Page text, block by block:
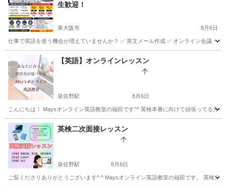
生歓迎！
東大阪市 8月6日
仕事で英語を使う機会が増えていませんか？ ✅ 英文メール作成 ✅ オンライン会議・
東大阪市 ビジネス英語
【英語】オンラインレッスン
泉佐野駅 8月6日
こんにちは！ Maysオンライン英語教室の福田です^^ 英検本番に向けて頑張ってる方
大阪 泉佐野市 泉佐野駅
英検二次面接レッスン
泉佐野駅 8月6日
ご覧くださりありがとうございます^ ^ Maysオンライン英語教室の福田です。 英検